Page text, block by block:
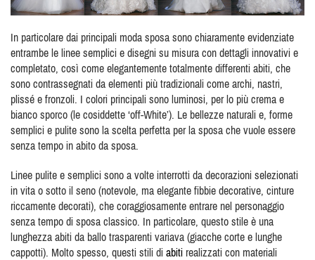
In particolare dai principali moda sposa sono chiaramente evidenziate
entrambe le linee semplici e disegni su misura con dettagli innovativi e
completato, così come elegantemente totalmente differenti abiti, che
sono contrassegnati da elementi più tradizionali come archi, nastri,
plissé e fronzoli. I colori principali sono luminosi, per lo più crema e
bianco sporco (le cosiddette ‘off-White’). Le bellezze naturali e, forme
semplici e pulite sono la scelta perfetta per la sposa che vuole essere
senza tempo in abito da sposa.
Linee pulite e semplici sono a volte interrotti da decorazioni selezionati
in vita o sotto il seno (notevole, ma elegante fibbie decorative, cinture
riccamente decorati), che coraggiosamente entrare nel personaggio
senza tempo di sposa classico. In particolare, questo stile è una
lunghezza abiti da ballo trasparenti variava (giacche corte e lunghe
cappotti). Molto spesso, questi stili di abiti realizzati con materiali